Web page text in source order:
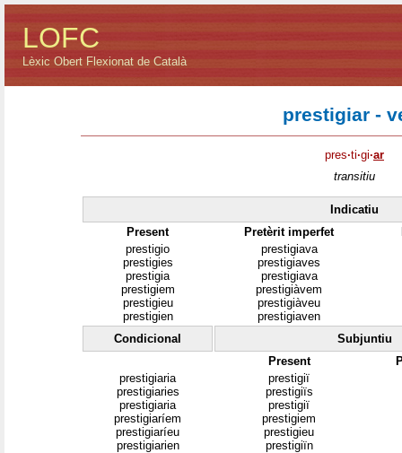
LOFC
Lèxic Obert Flexionat de Català
prestigiar -
pres·ti·gi·ar
transitiu
Indicatiu
Present
Pretèrit imperfet
prestigio
prestigies
prestigia
prestigiem
prestigieu
prestigien
prestigiava
prestigiaves
prestigiava
prestigiàvem
prestigiàveu
prestigiaven
Condicional
Subjuntiu
Present
prestigiaria
prestigiaries
prestigiaria
prestigiaríem
prestigiaríeu
prestigiarien
prestigiï
prestigiïs
prestigiï
prestigiem
prestigieu
prestigiïn